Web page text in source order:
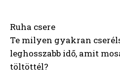
Ruha csere
Te milyen gyakran
leghosszabb idő, amit
töltöttél?